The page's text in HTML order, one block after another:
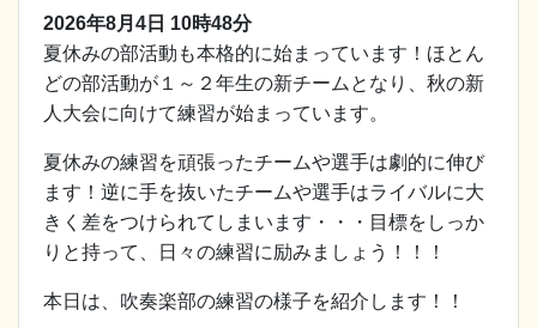
2026年8月4日 10時48分
夏休みの部活動も本格的に始まっています！ほとん
どの部活動が１～２年生の新チームとなり、秋の新
人大会に向けて練習が始まっています。
夏休みの練習を頑張ったチームや選手は劇的に伸び
ます！逆に手を抜いたチームや選手はライバルに大
きく差をつけられてしまいます・・・目標をしっか
りと持って、日々の練習に励みましょう！！！
本日は、吹奏楽部の練習の様子を紹介します！！